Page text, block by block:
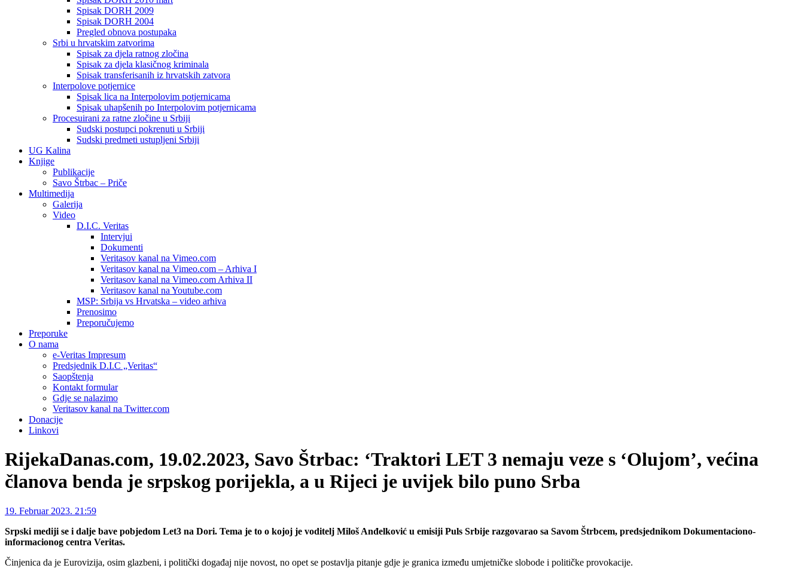
Spisak DORH 2009
Spisak DORH 2004
Pregled obnova postupaka
Srbi u hrvatskim zatvorima
Spisak za djela ratnog zločina
Spisak za djela klasičnog kriminala
Spisak transferisanih iz hrvatskih zatvora
Interpolove potjernice
Spisak lica na Interpolovim potjernicama
Spisak uhapšenih po Interpolovim potjernicama
Procesuirani za ratne zločine u Srbiji
Sudski postupci pokrenuti u Srbiji
Sudski predmeti ustupljeni Srbiji
UG Kalina
Knjige
Publikacije
Savo Štrbac – Priče
Multimedija
Galerija
Video
D.I.C. Veritas
Intervjui
Dokumenti
Veritasov kanal na Vimeo.com
Veritasov kanal na Vimeo.com – Arhiva I
Veritasov kanal na Vimeo.com Arhiva II
Veritasov kanal na Youtube.com
MSP: Srbija vs Hrvatska – video arhiva
Prenosimo
Preporučujemo
Preporuke
O nama
e-Veritas Impresum
Predsjednik D.I.C „Veritas“
Saopštenja
Kontakt formular
Gdje se nalazimo
Veritasov kanal na Twitter.com
Donacije
Linkovi
RijekaDanas.com, 19.02.2023, Savo Štrbac: ‘Traktori LET 3 nemaju veze s ‘Olujom’, većina
članova benda je srpskog porijekla, a u Rijeci je uvijek bilo puno Srba
19. Februar 2023. 21:59
Srpski mediji se i dalje bave pobjedom Let3 na Dori. Tema je to o kojoj je voditelj Miloš Anđelković u emisiji Puls Srbije razgovarao sa Savom Štrbcem, predsjednikom Dokumentaciono-
informacionog centra Veritas.
Činjenica da je Eurovizija, osim glazbeni, i politički događaj nije novost, no opet se postavlja pitanje gdje je granica između umjetničke slobode i političke provokacije.